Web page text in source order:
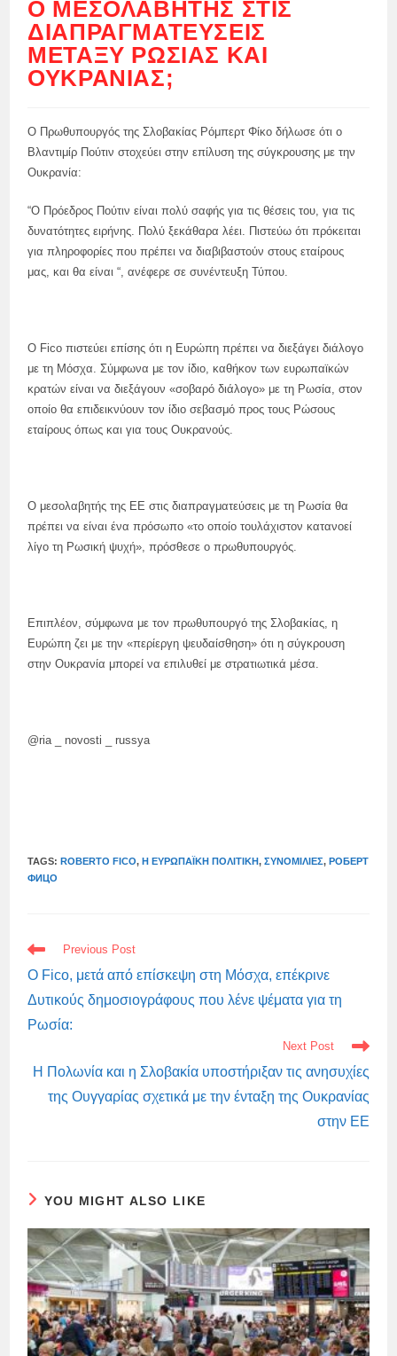
Ο ΜΕΣΟΛΑΒΗΤΉΣ ΣΤΙΣ
ΔΙΑΠΡΑΓΜΑΤΕΎΣΕΙΣ
ΜΕΤΑΞΎ ΡΩΣΊΑΣ ΚΑΙ
ΟΥΚΡΑΝΊΑΣ;
Ο Πρωθυπουργός της Σλοβακίας Ρόμπερτ Φίκο δήλωσε ότι ο
Βλαντιμίρ Πούτιν στοχεύει στην επίλυση της σύγκρουσης με την
Ουκρανία:
“Ο Πρόεδρος Πούτιν είναι πολύ σαφής για τις θέσεις του, για τις
δυνατότητες ειρήνης. Πολύ ξεκάθαρα λέει. Πιστεύω ότι πρόκειται
για πληροφορίες που πρέπει να διαβιβαστούν στους εταίρους
μας, και θα είναι “, ανέφερε σε συνέντευξη Τύπου.
Ο Fico πιστεύει επίσης ότι η Ευρώπη πρέπει να διεξάγει διάλογο
με τη Μόσχα. Σύμφωνα με τον ίδιο, καθήκον των ευρωπαϊκών
κρατών είναι να διεξάγουν «σοβαρό διάλογο» με τη Ρωσία, στον
οποίο θα επιδεικνύουν τον ίδιο σεβασμό προς τους Ρώσους
εταίρους όπως και για τους Ουκρανούς.
Ο μεσολαβητής της ΕΕ στις διαπραγματεύσεις με τη Ρωσία θα
πρέπει να είναι ένα πρόσωπο «το οποίο τουλάχιστον κατανοεί
λίγο τη Ρωσική ψυχή», πρόσθεσε ο πρωθυπουργός.
Επιπλέον, σύμφωνα με τον πρωθυπουργό της Σλοβακίας, η
Ευρώπη ζει με την «περίεργη ψευδαίσθηση» ότι η σύγκρουση
στην Ουκρανία μπορεί να επιλυθεί με στρατιωτικά μέσα.
@ria _ novosti _ russya
TAGS:ROBERTO FICO, Η ΕΥΡΩΠΑΪΚΉ ΠΟΛΙΤΙΚΉ, ΣΥΝΟΜΙΛΊΕΣ, РОБЕРТ
ФИЦО
READ
MORE
ARTICLES
Previous Post
Ο Fico, μετά από επίσκεψη στη Μόσχα, επέκρινε
Δυτικούς δημοσιογράφους που λένε ψέματα για τη
Ρωσία:
Next Post
Η Πολωνία και η Σλοβακία υποστήριξαν τις ανησυχίες
της Ουγγαρίας σχετικά με την ένταξη της Ουκρανίας
στην ΕΕ
YOU MIGHT ALSO LIKE